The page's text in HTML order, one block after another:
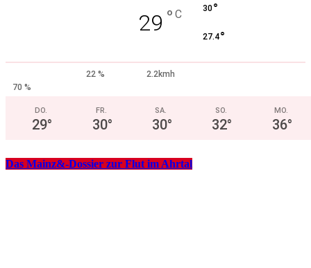
29 ° C 30°
27.4°
22 %
2.2kmh
70 %
DO.
29°
FR.
30°
SA.
30°
SO.
32°
MO.
36°
Das Mainz&-Dossier zur Flut im Ahrtal